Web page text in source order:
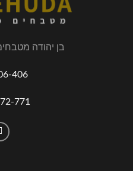
בן יהודה
406
771